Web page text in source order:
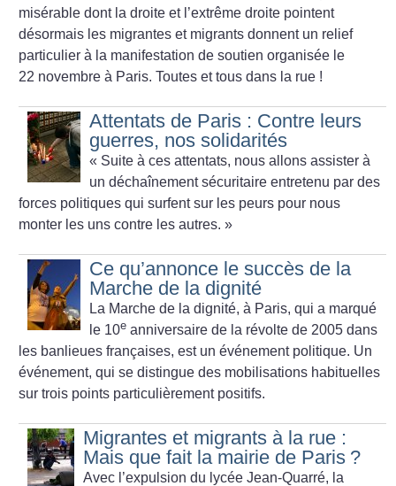
misérable dont la droite et l’extrême droite pointent
désormais les migrantes et migrants donnent un relief
particulier à la manifestation de soutien organisée le
22 novembre à Paris. Toutes et tous dans la rue !
Attentats de Paris : Contre leurs
guerres, nos solidarités
« Suite à ces attentats, nous allons assister à
un déchaînement sécuritaire entretenu par des
forces politiques qui surfent sur les peurs pour nous
monter les uns contre les autres. »
Ce qu’annonce le succès de la
Marche de la dignité
La Marche de la dignité, à Paris, qui a marqué
le 10e anniversaire de la révolte de 2005 dans
les banlieues françaises, est un événement politique. Un
événement, qui se distingue des mobilisations habituelles
sur trois points particulièrement positifs.
Migrantes et migrants à la rue :
Mais que fait la mairie de Paris ?
Avec l’expulsion du lycée Jean-Quarré, la